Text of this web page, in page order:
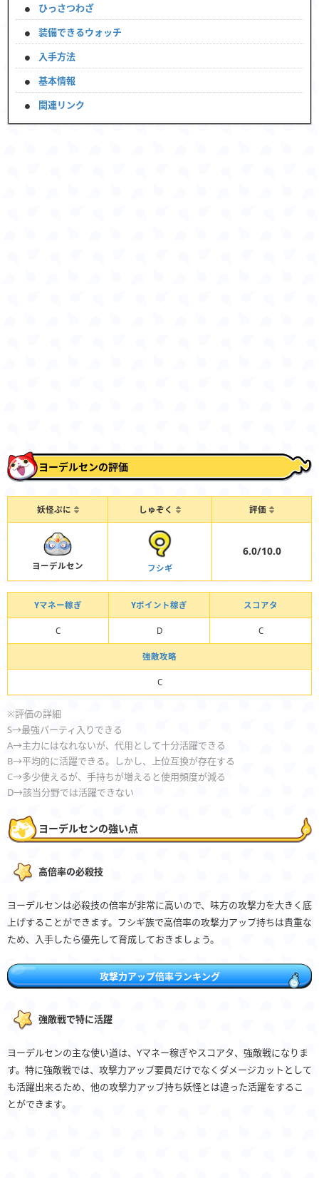
ひっさつわざ
装備できるウォッチ
入手方法
基本情報
関連リンク
ヨーデルセンの評価
妖怪ぷに しゅぞく 評価
ヨーデルセン フシギ
6.0/10.0
Yマネー稼ぎ Yポイント稼ぎ スコアタ
C D C
強敵攻略
C
※評価の詳細
S→最強パーティ入りできる
A→主力にはなれないが、代用として十分活躍できる
B→平均的に活躍できる。しかし、上位互換が存在する
C→多少使えるが、手持ちが増えると使用頻度が減る
D→該当分野では活躍できない
ヨーデルセンの強い点
高倍率の必殺技
ヨーデルセンは必殺技の倍率が非常に高いので、味方の攻撃力を大きく底
上げすることができます。フシギ族で高倍率の攻撃力アップ持ちは貴重な
ため、入手したら優先して育成しておきましょう。
攻撃力アップ倍率ランキング
強敵戦で特に活躍
ヨーデルセンの主な使い道は、Yマネー稼ぎやスコアタ、強敵戦になりま
す。特に強敵戦では、攻撃力アップ要員だけでなくダメージカットとして
も活躍出来るため、他の攻撃力アップ持ち妖怪とは違った活躍をするこ
とができます。